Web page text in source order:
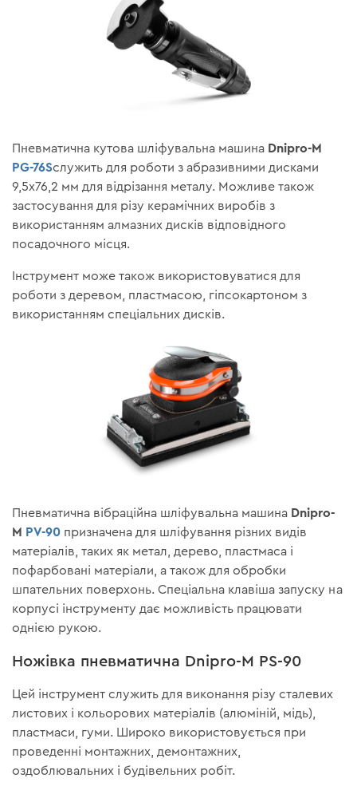
Пневматична кутова шліфувальна машина Dnipro-M
PG-76Sслужить для роботи з абразивними дисками
9,5х76,2 мм для відрізання металу. Можливе також
застосування для різу керамічних виробів з
використанням алмазних дисків відповідного
посадочного місця.
Інструмент може також використовуватися для
роботи з деревом, пластмасою, гіпсокартоном з
використанням спеціальних дисків.
Пневматична вібраційна шліфувальна машина Dnipro-
M PV-90 призначена для шліфування різних видів
матеріалів, таких як метал, дерево, пластмаса і
пофарбовані матеріали, а також для обробки
шпательних поверхонь. Спеціальна клавіша запуску на
корпусі інструменту дає можливість працювати
однією рукою.
Ножівка пневматична Dnipro-M PS-90
Цей інструмент служить для виконання різу сталевих
листових і кольорових матеріалів (алюміній, мідь),
пластмаси, гуми. Широко використовується при
проведенні монтажних, демонтажних,
оздоблювальних і будівельних робіт.